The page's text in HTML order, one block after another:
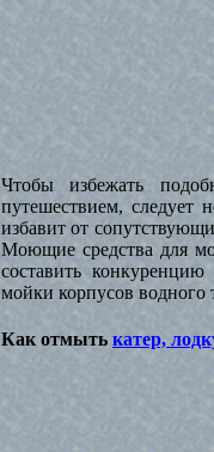
Чтобы избежать
путешествием, следует
избавит от
Моющие средства для
составить
мойки корпусов водного
Как отмыть катер,